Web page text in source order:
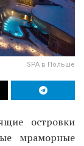
SPA в Польше
островки
мраморные